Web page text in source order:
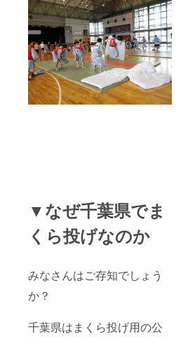
▼なぜ千葉県でま
くら投げなのか
みなさんはご存知でしょう
か？
千葉県はまくら投げ用の公